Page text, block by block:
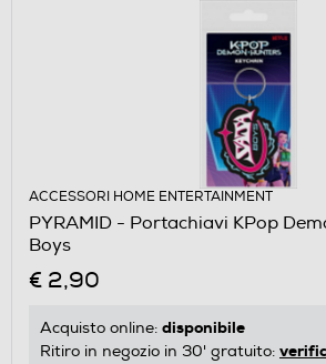
ACCESSORI HOME ENTERTAINMENT
PYRAMID - Portachiavi KPop
Boys
€ 2,90
Acquisto online: disponibile
Ritiro in negozio in 30' gratuito: